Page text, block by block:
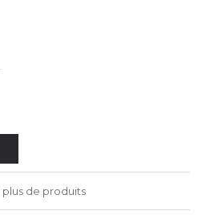
de produits